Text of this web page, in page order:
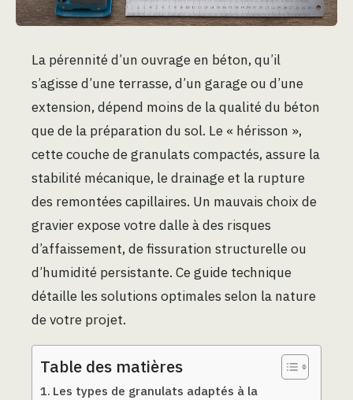
La pérennité d’un ouvrage en béton, qu’il
s’agisse d’une terrasse, d’un garage ou d’une
extension, dépend moins de la qualité du béton
que de la préparation du sol. Le « hérisson »,
cette couche de granulats compactés, assure la
stabilité mécanique, le drainage et la rupture
des remontées capillaires. Un mauvais choix de
gravier expose votre dalle à des risques
d’affaissement, de fissuration structurelle ou
d’humidité persistante. Ce guide technique
détaille les solutions optimales selon la nature
de votre projet.
Table des matières
Les types de granulats adaptés à la